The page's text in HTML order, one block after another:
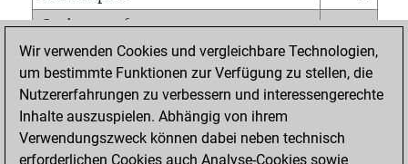
Springeropfer
0
Bauernopfer
1
Matt auf vollem Brett
0
Bauer setzt Matt
Erstickte Matts
Wir verwenden Cookies und vergleichbare Technologien,
um bestimmte Funktionen zur Verfügung zu stellen, die
Nutzererfahrungen zu verbessern und interessengerechte
Inhalte auszuspielen. Abhängig von ihrem
Verwendungszweck können dabei neben technisch
erforderlichen Cookies auch Analyse-Cookies sowie